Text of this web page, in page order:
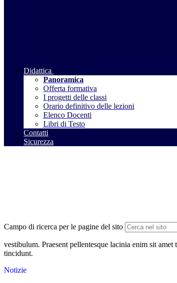
Didattica
Panoramica
Offerta formativa
I progetti delle classi
Orario definitivo delle lezioni
Elenco Docenti
Libri di Testo
Contatti
Sicurezza
Campo di ricerca per le pagine del sito
vestibulum. Praesent pellentesque lacinia enim sit
tincidunt.
Notizie